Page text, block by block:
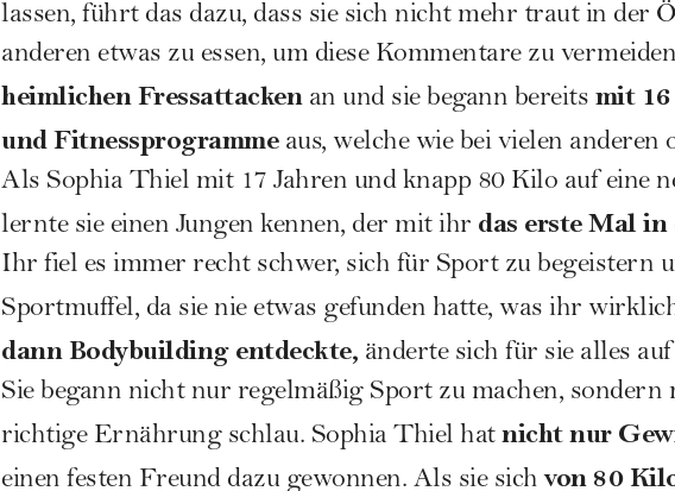
lassen, führt das dazu, dass sie sich nicht mehr traut in der
anderen etwas zu essen, um diese Kommentare zu
heimlichen Fressattackenan und sie begann bereits mit
und Fitnessprogrammeaus, welche wie bei vielen anderen
Als Sophia Thiel mit 17 Jahren und knapp 80 Kilo auf eine
lernte sie einen Jungen kennen, der mit ihr das erste Mal
Ihr fiel es immer recht schwer, sich für Sport zu begeistern
Sportmuffel, da sie nie etwas gefunden hatte, was ihr
dann Bodybuilding entdeckte, änderte sich für sie alles
Sie begann nicht nur regelmäßig Sport zu machen, sondern
richtige Ernährung schlau. Sophia Thiel hat nicht nur
einen festen Freund dazu gewonnen. Als sie sich von 80